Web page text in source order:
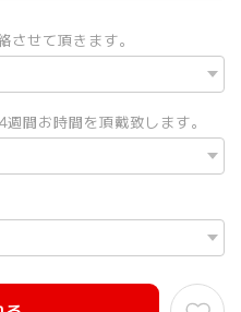
せて頂きます。
間お時間を頂戴致します。